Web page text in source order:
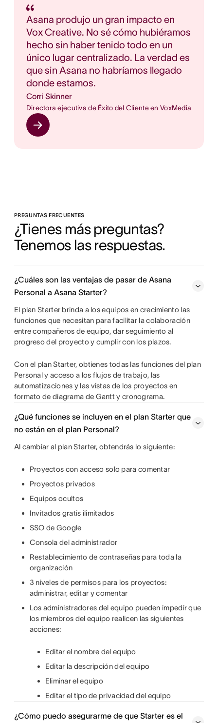
Asana produjo un gran impacto en
Vox Creative. No sé cómo hubiéramos
hecho sin haber tenido todo en un
único lugar centralizado. La verdad es
que sin Asana no habríamos llegado
donde estamos.
Corri Skinner
Directora ejecutiva de Éxito del Cliente en VoxMedia
PREGUNTAS FRECUENTES
¿Tienes más preguntas?
Tenemos las respuestas.
¿Cuáles son las ventajas de pasar de Asana
Personal a Asana Starter?
El plan Starter brinda a los equipos en crecimiento las
funciones que necesitan para facilitar la colaboración
entre compañeros de equipo, dar seguimiento al
progreso del proyecto y cumplir con los plazos.
Con el plan Starter, obtienes todas las funciones del plan
Personal y acceso a los flujos de trabajo, las
automatizaciones y las vistas de los proyectos en
formato de diagrama de Gantt y cronograma.
¿Qué funciones se incluyen en el plan Starter que
no están en el plan Personal?
Al cambiar al plan Starter, obtendrás lo siguiente:
Proyectos con acceso solo para comentar
Proyectos privados
Equipos ocultos
Invitados gratis ilimitados
SSO de Google
Consola del administrador
Restablecimiento de contraseñas para toda la
organización
3 niveles de permisos para los proyectos:
administrar, editar y comentar
Los administradores del equipo pueden impedir que
los miembros del equipo realicen las siguientes
acciones:
Editar el nombre del equipo
Editar la descripción del equipo
Eliminar el equipo
Editar el tipo de privacidad del equipo
¿Cómo puedo asegurarme de que Starter es el